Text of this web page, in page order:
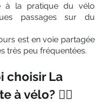
à la pratique du vélo
est en voie partagée
très peu fréquentées.
choisir La
à vélo? 🚴‍♂️